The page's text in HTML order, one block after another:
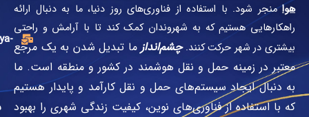
از فناوری‌های روز دنیا، ما به دنبال ارائه
به شهروندان کمک کند تا با آرامش و راحتی
کنند.چشم‌اندازما تبدیل شدن به یک مرجع
و نقل هوشمند در کشور و منطقه است. ما
حمل و نقل کارآمد و پایدار هستیم
نوین، کیفیت زندگی شهری را بهبود
ایمیل:
info@mahya-
its.ir
تهران،
ستارخان،